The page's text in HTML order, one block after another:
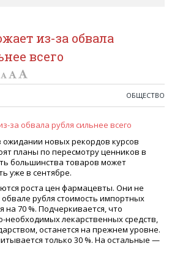
из-за обвала
всего
ОБЩЕСТВО
ожидании новых рекордов курсов
планы по пересмотру ценников в
большинства товаров может
уже в сентябре.
роста цен фармацевты. Они не
рубля стоимость импортных
на 70 %. Подчеркивается, что
необходимых лекарственных средств,
останется на прежнем уровне.
только 30 %. На остальные —